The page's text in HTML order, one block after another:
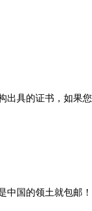
出具的证书，如果
中国的领土就包邮